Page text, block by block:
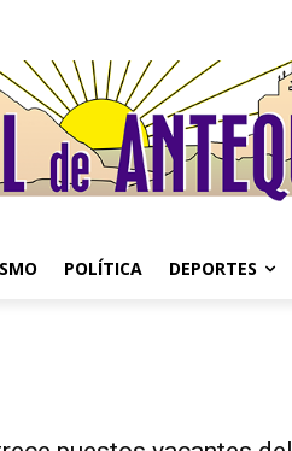
POLÍTICA DEPORTES